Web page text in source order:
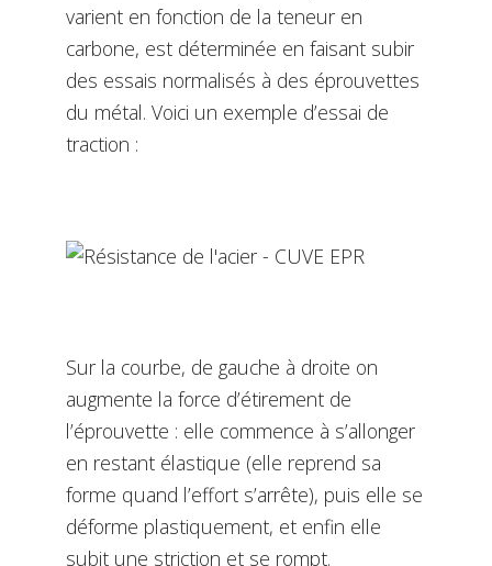
varient en fonction de la teneur en
carbone, est déterminée en faisant subir
des essais normalisés à des éprouvettes
du métal. Voici un exemple d’essai de
traction :
Sur la courbe, de gauche à droite on
augmente la force d’étirement de
l’éprouvette : elle commence à s’allonger
en restant élastique (elle reprend sa
forme quand l’effort s’arrête), puis elle se
déforme plastiquement, et enfin elle
subit une striction et se rompt.